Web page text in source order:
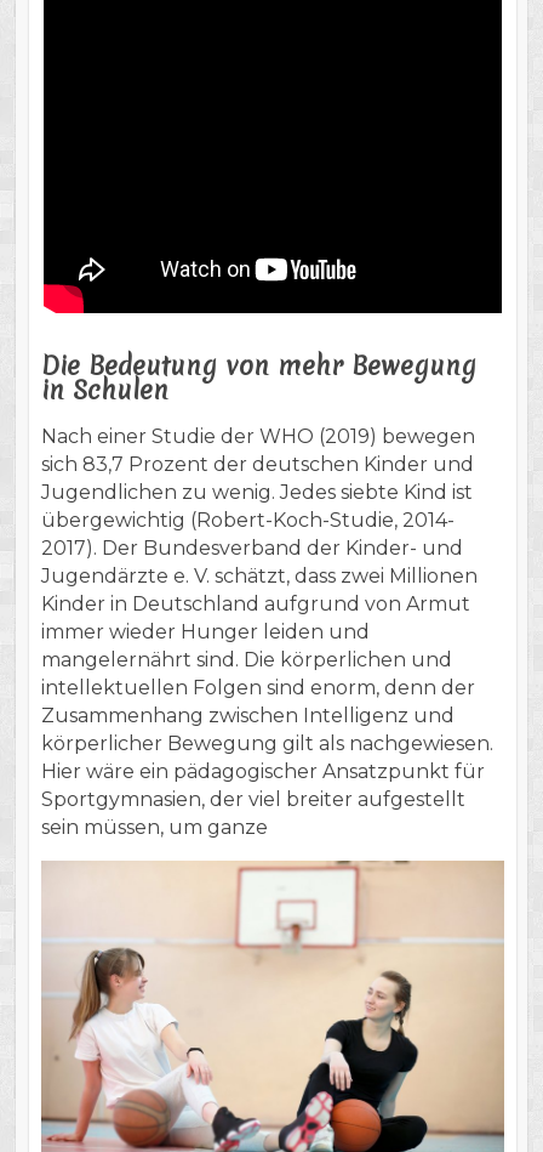
Die Bedeutung von mehr Bewegung
in Schulen
Nach einer Studie der WHO (2019) bewegen
sich 83,7 Prozent der deutschen Kinder und
Jugendlichen zu wenig. Jedes siebte Kind ist
übergewichtig (Robert-Koch-Studie, 2014-
2017). Der Bundesverband der Kinder- und
Jugendärzte e. V. schätzt, dass zwei Millionen
Kinder in Deutschland aufgrund von Armut
immer wieder Hunger leiden und
mangelernährt sind. Die körperlichen und
intellektuellen Folgen sind enorm, denn der
Zusammenhang zwischen Intelligenz und
körperlicher Bewegung gilt als nachgewiesen.
Hier wäre ein pädagogischer Ansatzpunkt für
Sportgymnasien, der viel breiter aufgestellt
sein müssen, um ganze